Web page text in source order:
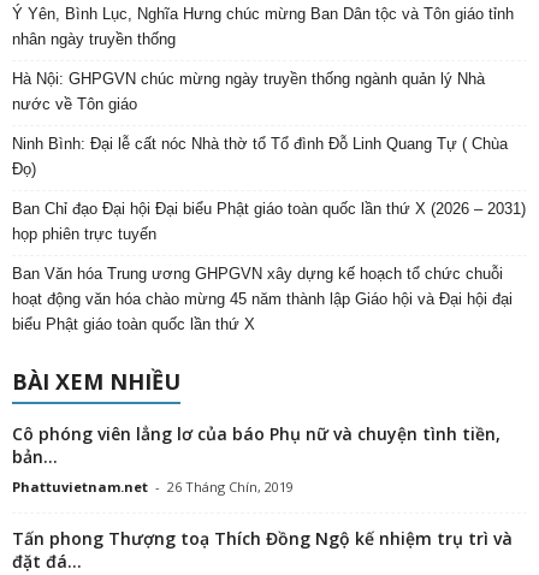
Ý Yên, Bình Lục, Nghĩa Hưng chúc mừng Ban Dân tộc và Tôn giáo tỉnh
nhân ngày truyền thống
Hà Nội: GHPGVN chúc mừng ngày truyền thống ngành quản lý Nhà
nước về Tôn giáo
Ninh Bình: Đại lễ cất nóc Nhà thờ tổ Tổ đình Đỗ Linh Quang Tự ( Chùa
Đọ)
Ban Chỉ đạo Đại hội Đại biểu Phật giáo toàn quốc lần thứ X (2026 – 2031)
họp phiên trực tuyến
Ban Văn hóa Trung ương GHPGVN xây dựng kế hoạch tổ chức chuỗi
hoạt động văn hóa chào mừng 45 năm thành lập Giáo hội và Đại hội đại
biểu Phật giáo toàn quốc lần thứ X
BÀI XEM NHIỀU
Cô phóng viên lẳng lơ của báo Phụ nữ và chuyện tình tiền,
bản...
Phattuvietnam.net - 26 Tháng Chín, 2019
Tấn phong Thượng toạ Thích Đồng Ngộ kế nhiệm trụ trì và
đặt đá...